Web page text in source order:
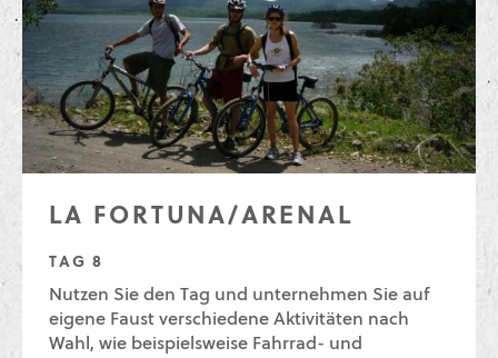
LA FORTUNA/ARENAL
TAG 8
Nutzen Sie den Tag und unternehmen Sie auf
eigene Faust verschiedene Aktivitäten nach
Wahl, wie beispielsweise Fahrrad- und